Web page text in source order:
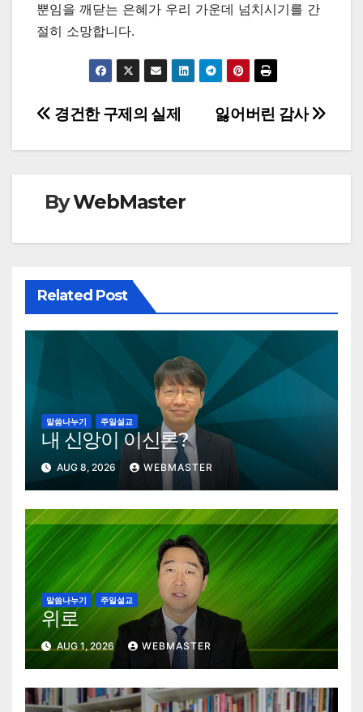
뿐임을 깨닫는 은혜가 우리 가운데 넘치시기를 간
절히 소망합니다.
Post
navigation
잃어버린 감사
경건한 구제의 실제
ByWebMaster
Related Post
말씀나누기 주일설교
내 신앙이 이신론?
AUG 8, 2026 WEBMASTER
말씀나누기 주일설교
위로
AUG 1, 2026 WEBMASTER